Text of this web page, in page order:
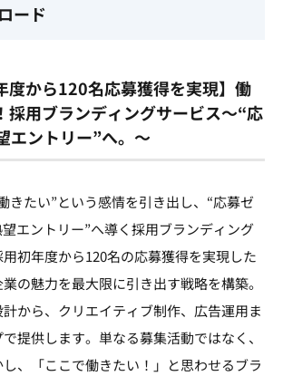
ード
度から120名応募獲得を実現】働
採用ブランディングサービス～“応
エントリー”へ。～
きたい”という感情を引き出し、“応募ゼ
エントリー”へ導く採用ブランディング
初年度から120名の応募獲得を実現した
の魅力を最大限に引き出す戦略を構築。
から、クリエイティブ制作、広告運用ま
提供します。単なる募集活動ではなく、
、「ここで働きたい！」と思わせるブラ